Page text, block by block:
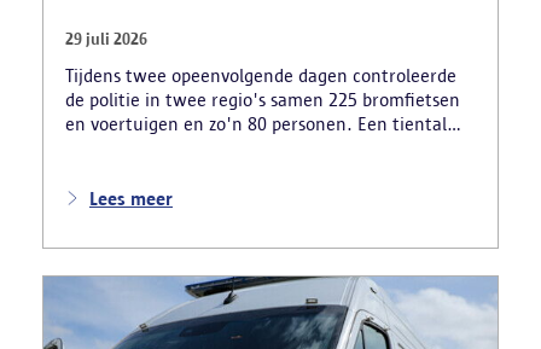
29 juli 2026
Tijdens twee opeenvolgende dagen controleerde
de politie in twee regio's samen 225 bromfietsen
en voertuigen en zo'n 80 personen. Een tiental
beslag genomen. Daarnaast arresteerde de politie
motorblokken en inbrekersmateriaal gevonden.
Lees meer